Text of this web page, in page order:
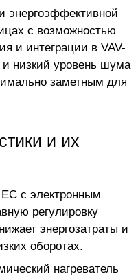
энергоэффективной
с возможностью
и интеграции в VAV-
низкий уровень шума
заметным для
и их
с электронным
регулировку
энергозатраты и
оборотах.
нагреватель